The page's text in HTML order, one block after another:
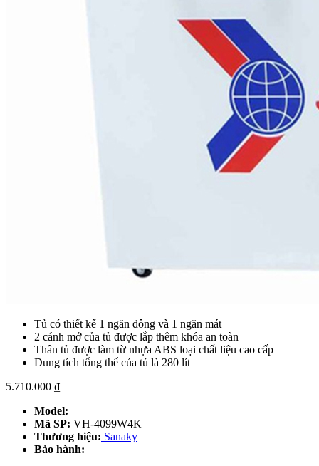
Tủ có thiết kế 1 ngăn đông và 1 ngăn mát
2 cánh mở của tủ được lắp thêm khóa an toàn
Thân tủ được làm từ nhựa ABS loại chất liệu cao cấp
Dung tích tổng thể của tủ là 280 lít
5.710.000 ₫
Model:
Mã SP: VH-4099W4K
Thương hiệu: Sanaky
Bảo hành: